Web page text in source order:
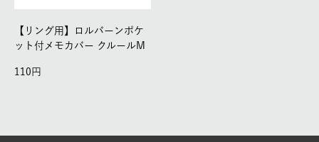
【リング用】ロルバーンポケ
ット付メモカバー クルールM
110